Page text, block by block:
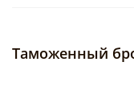
Таможенный